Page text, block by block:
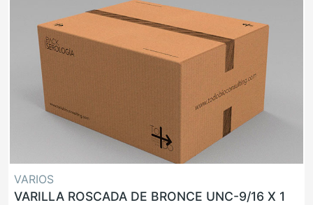
VARIOS
VARILLA ROSCADA DE BRONCE UNC-9/16 X 1